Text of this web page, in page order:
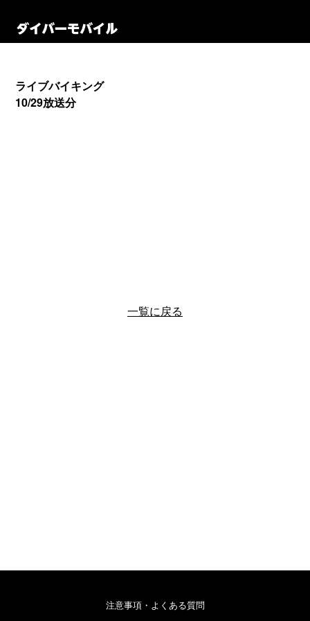
ライブバイキング
10/29放送分
一覧に戻る
注意事項・よくある質問